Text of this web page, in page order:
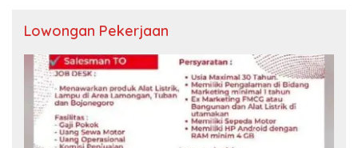
Lowongan Pekerjaan